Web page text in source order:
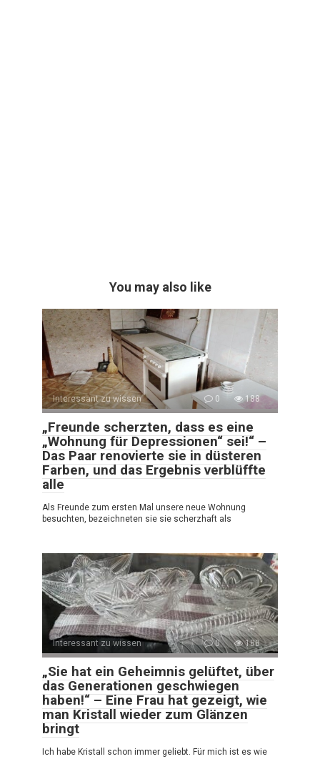
You may also like
Interessant zu wissen 0 188
„Freunde scherzten, dass es eine
„Wohnung für Depressionen“ sei!“ –
Das Paar renovierte sie in düsteren
Farben, und das Ergebnis verblüffte
alle
Als Freunde zum ersten Mal unsere neue Wohnung
besuchten, bezeichneten sie sie scherzhaft als
Interessant zu wissen 0 188
„Sie hat ein Geheimnis gelüftet, über
das Generationen geschwiegen
haben!“ – Eine Frau hat gezeigt, wie
man Kristall wieder zum Glänzen
bringt
Ich habe Kristall schon immer geliebt. Für mich ist es wie